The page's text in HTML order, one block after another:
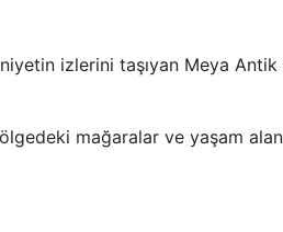
izlerini taşıyan Meya Antik
mağaralar ve yaşam